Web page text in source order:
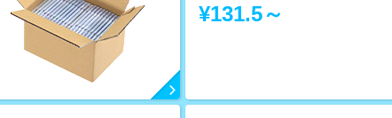
¥131.5～